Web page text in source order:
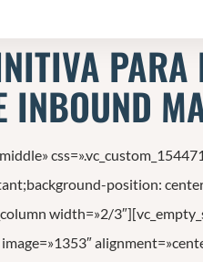
PARA
INBOUND
position:
width=»2/